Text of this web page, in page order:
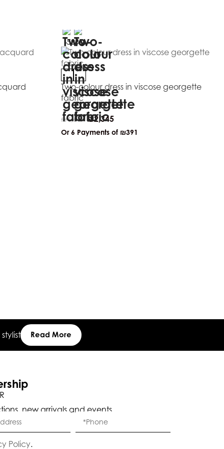
-50%
Two-colour dress in viscose georgette
fabric
₪4,689 ₪2,345
Or 6 Payments of ₪391
Read More
new arrivals and events.
Policy.